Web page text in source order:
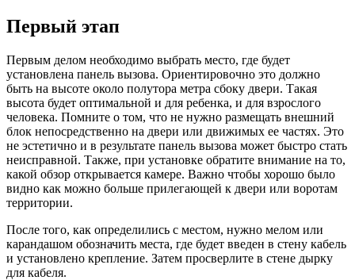
Первый этап
Первым делом необходимо выбрать место, где будет
установлена панель вызова. Ориентировочно это должно
быть на высоте около полутора метра сбоку двери. Такая
высота будет оптимальной и для ребенка, и для взрослого
человека. Помните о том, что не нужно размещать внешний
блок непосредственно на двери или движимых ее частях. Это
не эстетично и в результате панель вызова может быстро стать
неисправной. Также, при установке обратите внимание на то,
какой обзор открывается камере. Важно чтобы хорошо было
видно как можно больше прилегающей к двери или воротам
территории.
После того, как определились с местом, нужно мелом или
карандашом обозначить места, где будет введен в стену кабель
и установлено крепление. Затем просверлите в стене дырку
для кабеля.